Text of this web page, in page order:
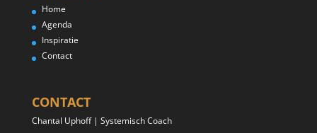
Home
Agenda
Inspiratie
Contact
CONTACT
Chantal Uphoff | Systemisch Coach